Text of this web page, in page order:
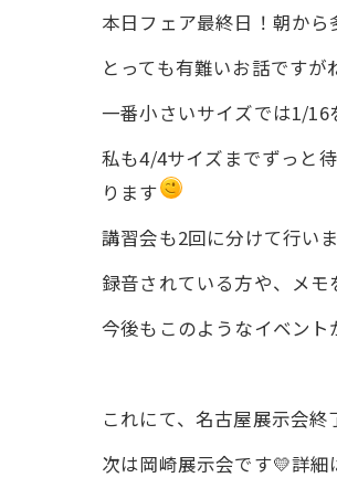
本日フェア最終日！朝か
とっても有難いお話です
一番小さいサイズでは1/
私も4/4サイズまでずっと
ります
講習会も2回に分けて行い
録音されている方や、メ
今後もこのようなイベン
これにて、名古屋展示会終
次は岡崎展示会です💛詳細